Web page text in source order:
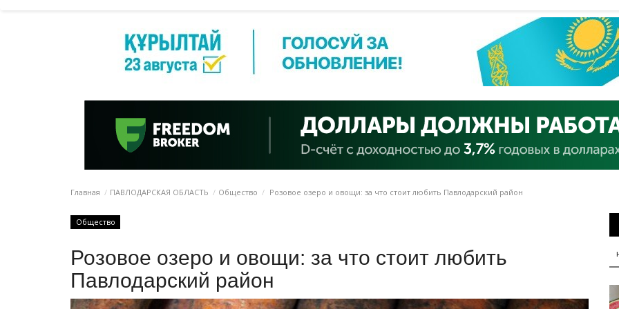
Главная ПАВЛОДАРСКАЯ ОБЛАСТЬ Общество Розовое озеро и овощи: за что стоит любить Павлодарский район
Общество
Розовое озеро и овощи: за что стоит любить
Павлодарский район